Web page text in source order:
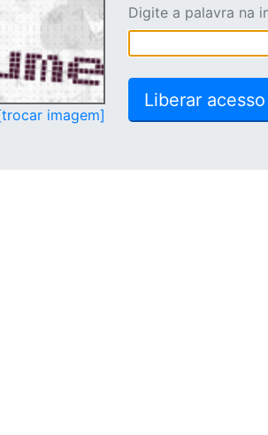
imagem]
Digite a palavra na